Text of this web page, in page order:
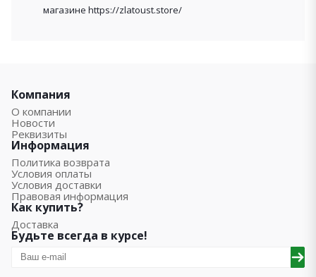
магазине https://zlatoust.store/
Компания
О компании
Новости
Реквизиты
Информация
Политика возврата
Условия оплаты
Условия доставки
Правовая информация
Как купить?
Доставка
Будьте всегда в курсе!